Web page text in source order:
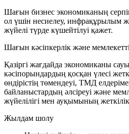
Шағын бизнес экономиканың
ол үшін несиелеу, инфрақұрылым
жүйелі түрде күшейтілуі қажет.
Шағын кәсіпкерлік және
Қазіргі жағдайда экономиканы
кәсіпорындардың қосқан үлесі
өндірістің төмендеуі, ТМД
байланыстардың әлсіреуі және
жүйелілігі мен ауқымының
Жылдам шолу